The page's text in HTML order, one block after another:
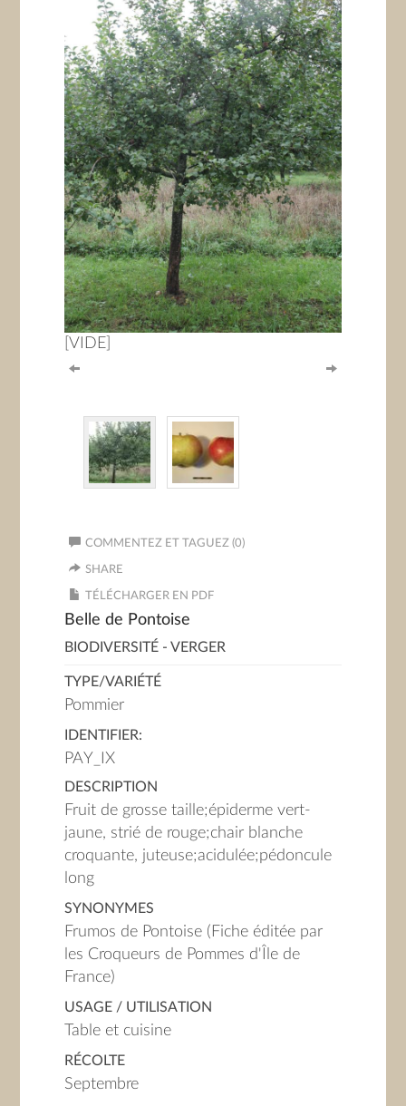
[VIDE]
COMMENTEZ ET TAGUEZ (0)
SHARE
TÉLÉCHARGER EN PDF
Belle de Pontoise
BIODIVERSITÉ - VERGER
TYPE/VARIÉTÉ
Pommier
IDENTIFIER:
PAY_IX
DESCRIPTION
Fruit de grosse taille;épiderme vert-
jaune, strié de rouge;chair blanche
croquante, juteuse;acidulée;pédoncule
long
SYNONYMES
Frumos de Pontoise (Fiche éditée par
les Croqueurs de Pommes d'Île de
France)
USAGE / UTILISATION
Table et cuisine
RÉCOLTE
Septembre